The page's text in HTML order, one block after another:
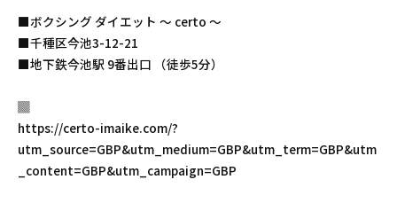
■ボクシング ダイエット 〜 certo 〜
■千種区今池3-12-21
■地下鉄今池駅 9番出口 （徒歩5分）
▓
https://certo-imaike.com/?
utm_source=GBP&utm_medium=GBP&utm_term=GBP&utm
_content=GBP&utm_campaign=GBP